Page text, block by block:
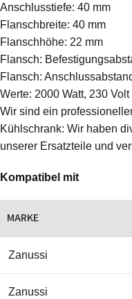
Anschlusstiefe: 40 mm
Flanschbreite: 40 mm
Flanschhöhe: 22 mm
Flansch:
Flansch:
Werte: 2000 Watt, 230 Volt
Wir sind ein
Kühlschrank: Wir haben
unserer Ersatzteile und
Kompatibel mit
MARKE
Zanussi
Zanussi